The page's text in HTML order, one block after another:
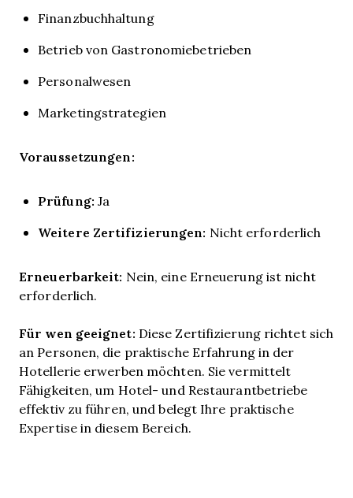
Finanzbuchhaltung
Betrieb von Gastronomiebetrieben
Personalwesen
Marketingstrategien
Voraussetzungen:
Prüfung: Ja
Weitere Zertifizierungen: Nicht erforderlich
Erneuerbarkeit: Nein, eine Erneuerung ist nicht
erforderlich.
Für wen geeignet: Diese Zertifizierung richtet sich
an Personen, die praktische Erfahrung in der
Hotellerie erwerben möchten. Sie vermittelt
Fähigkeiten, um Hotel- und Restaurantbetriebe
effektiv zu führen, und belegt Ihre praktische
Expertise in diesem Bereich.